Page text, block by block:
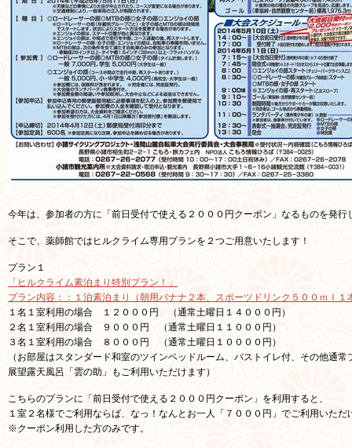
今年は、参加者の方に「前日受付で使える２０００円クーポン」なるものを発行
そこで、薬師館ではヒルクライム専用プランを２つご用意いたします！
プラン１
「ヒルクライム素泊まり特別プラン！」
プラン内容：：１泊素泊まり（朝用バナナ２本、スポーツドリンク５００ｍｌ１
１名１室利用の場合 １２０００円 （通常土曜日１４０００円）
２名１室利用の場合 ９０００円 （通常土曜日１１０００円）
３名１室利用の場合 ８０００円 （通常土曜日１００００円）
（お部屋はスタンダード和室のツインベッドルーム、バストイレ付、その他通
展望露天風呂「雲の助」もご利用いただけます）
こちらのプランに「前日受付で使える２０００円クーポン」を利用すると、
１室２名様でご利用ならば、なっ！なんとお一人「７０００円」でご利用いただ
※クーポン利用した方のみです。